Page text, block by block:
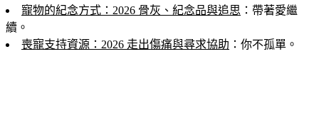
寵物的紀念方式：2026 骨灰、紀念品與追思 ：帶著愛繼
續。
喪寵支持資源：2026 走出傷痛與尋求協助 ：你不孤單。